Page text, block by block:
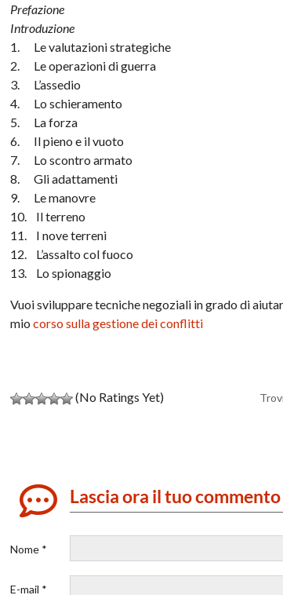
Prefazione
Introduzione
1. Le valutazioni strategiche
2. Le operazioni di guerra
3. L’assedio
4. Lo schieramento
5. La forza
6. Il pieno e il vuoto
7. Lo scontro armato
8. Gli adattamenti
9. Le manovre
10. Il terreno
11. I nove terreni
12. L’assalto col fuoco
13. Lo spionaggio
Vuoi sviluppare tecniche negoziali in grado di
miocorso sulla gestione dei conflitti
(No Ratings Yet)
Lascia ora il tuo commento
Nome *
E-mail *